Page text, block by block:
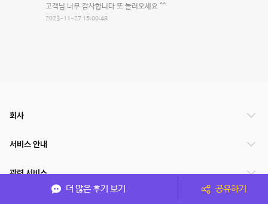
고객님 너무 감사합니다 또 놀러오세요 ^^
2023-11-27 15:00:48
더 많은 후기 보기 공유하기
회사
서비스 안내
관련 서비스